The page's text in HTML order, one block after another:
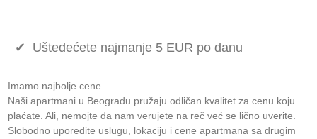
✔ Uštedećete najmanje 5 EUR po danu
Imamo najbolje cene.
Naši apartmani u Beogradu pružaju odličan kvalitet za cenu koju
plaćate. Ali, nemojte da nam verujete na reč već se lično uverite.
Slobodno uporedite uslugu, lokaciju i cene apartmana sa drugim